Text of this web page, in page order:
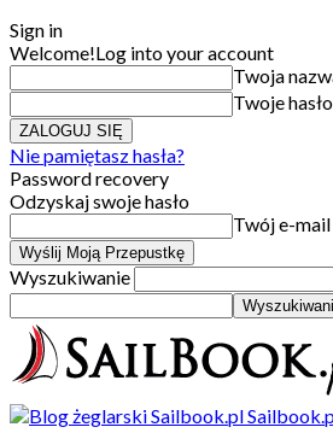
Sign in
Welcome!Log into your account
Twoja
Twoje hasło
Nie pamiętasz hasła?
Password recovery
Odzyskaj swoje hasło
Twój e-mail
Wyszukiwanie